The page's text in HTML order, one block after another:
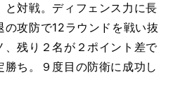
対戦。ディフェンス力に長
攻防で12ラウンドを戦い抜
、残り２名が２ポイント差で
ち。９度目の防衛に成功し